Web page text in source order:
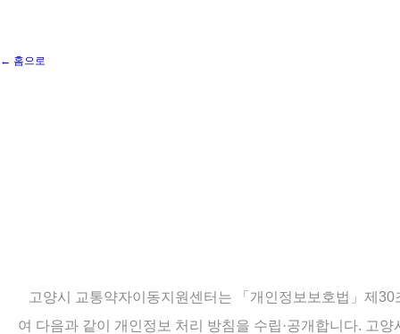
← 홈으로
고양시 교통약자이동지원센터는 「개인정보보호법」제
여 다음과 같이 개인정보 처리 방침을 수립·공개합니다. 고